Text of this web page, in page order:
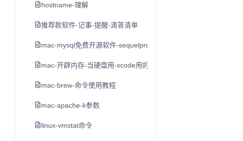
hostname-理解
推荐款软件-记事-提醒-滴答清单
mac-mysql免费开源软件-sequelpro
mac-开辟内存-当硬盘用-xcode用的-不推荐-留作学习用
mac-brew-命令使用教程
mac-apache-k参数
linux-vmstat命令